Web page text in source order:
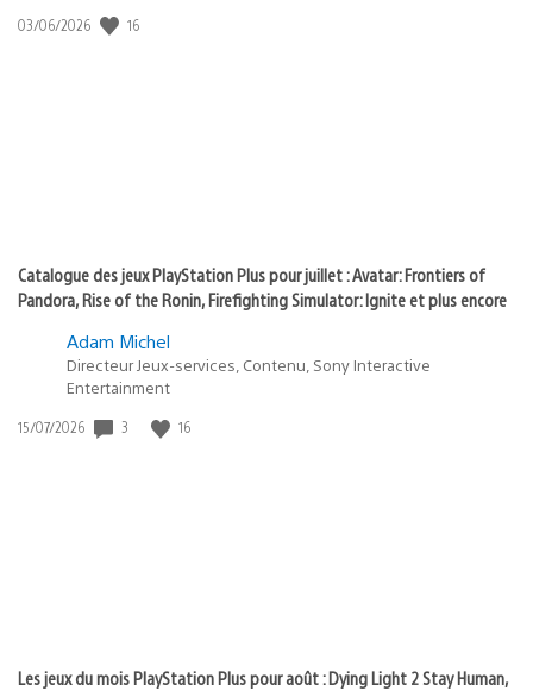
:
Date
03/06/2026 16
Catalogue des jeux PlayStation Plus pour juillet : Avatar: Frontiers of
Pandora, Rise of the Ronin, Firefighting Simulator: Ignite et plus encore
Adam Michel
Directeur Jeux-services, Contenu, Sony Interactive
Entertainment
Date
15/07/2026 3 16
Les jeux du mois PlayStation Plus pour août : Dying Light 2 Stay Human,